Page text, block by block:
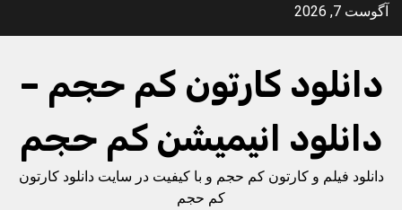
Skipآگوست 7, 2026
دانلود کارتون کم حجم –
دانلود انیمیشن کم حجم
دانلود فیلم و کارتون کم حجم و با کیفیت در سایت دانلود کارتون
کم حجم